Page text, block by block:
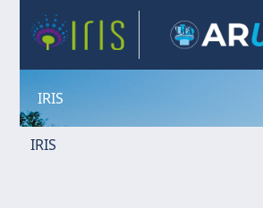
IRIS
IRIS